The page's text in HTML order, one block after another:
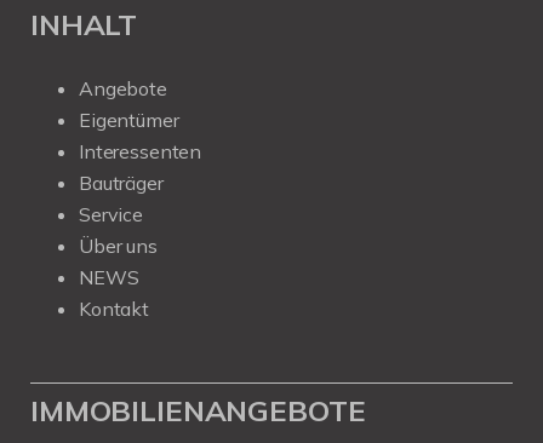
INHALT
Angebote
Eigentümer
Interessenten
Bauträger
Service
Über uns
NEWS
Kontakt
IMMOBILIENANGEBOTE